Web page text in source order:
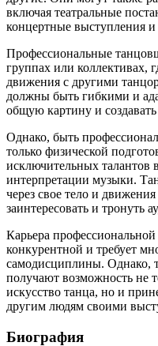
включая театральные
концертные выступления
Профессиональные
группах или коллективах,
движения с другими
должны быть гибкими и
общую картину и
Однако, быть
только физической
исключительных талантов
интерпретации музыки.
через свое тело и
заинтересовать и тронуть
Карьера
конкурентной и требует
самодисциплины. Однако,
получают возможность не
искусство танца, но и
другим людям своими
Биография